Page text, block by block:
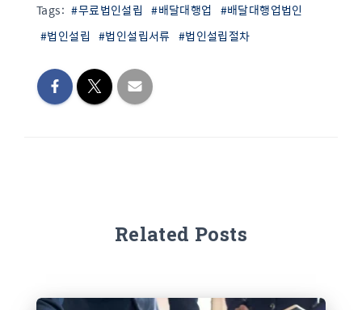
Tags: #무료법인설립 #배달대행업 #배달대행업법인
#법인설립 #법인설립서류 #법인설립절차
Related Posts